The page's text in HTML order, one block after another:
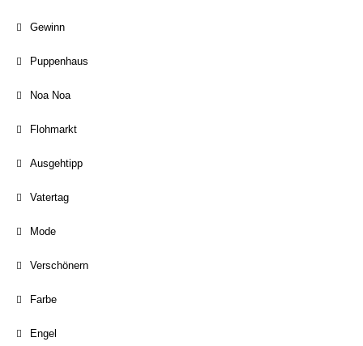
Gewinn
Puppenhaus
Noa Noa
Flohmarkt
Ausgehtipp
Vatertag
Mode
Verschönern
Farbe
Engel